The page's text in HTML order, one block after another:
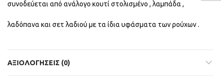
συνοδεύεται από ανάλογο κουτί στολισμένο , λαμπάδα ,
λαδόπανα και σετ λαδιού με τα ίδια υφάσματα των ρούχων .
ΑΞΙΟΛΟΓΉΣΕΙΣ (0)